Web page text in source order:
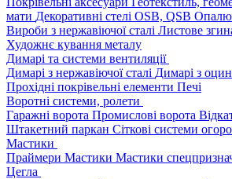
мати Декоративні стелі OSB, QSB
Вироби з нержавіючої сталі Листове
Художнє кування металу
Димарі та системи вентиляції
Димарі з нержавіючої сталі Димарі з
Прохідні покрівельні елементи Печі
Воротні системи, ролети
Гаражні ворота Промислові ворота
Штакетний паркан Сіткові системи
Мастики
Праймери Мастики Мастики
Цегла